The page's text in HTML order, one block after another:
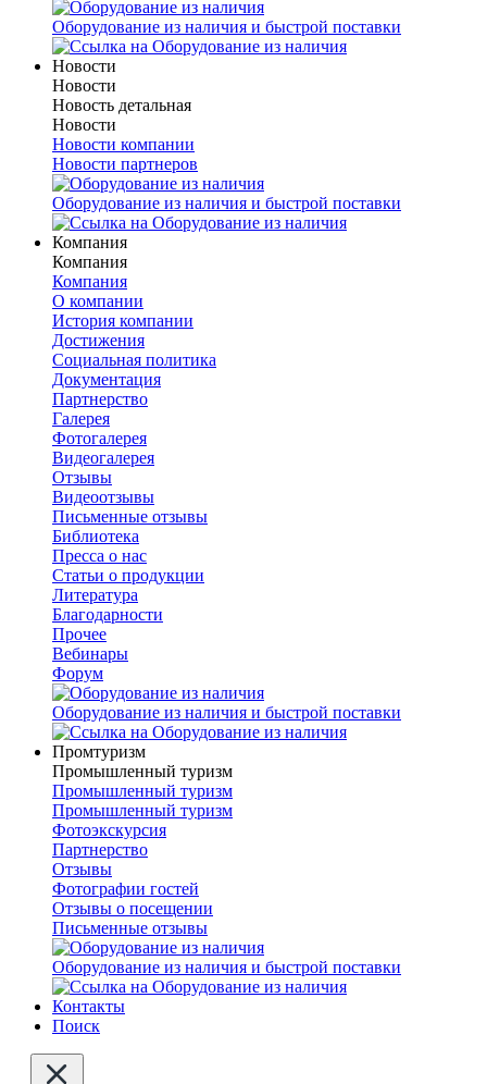
Оборудование из наличия и быстрой поставки
Новости
Новости
Новость детальная
Новости
Новости компании
Новости партнеров
Оборудование из наличия и быстрой поставки
Компания
Компания
Компания
О компании
История компании
Достижения
Социальная политика
Документация
Партнерство
Галерея
Фотогалерея
Видеогалерея
Отзывы
Видеоотзывы
Письменные отзывы
Библиотека
Пресса о нас
Статьи о продукции
Литература
Благодарности
Прочее
Вебинары
Форум
Оборудование из наличия и быстрой поставки
Промтуризм
Промышленный туризм
Промышленный туризм
Промышленный туризм
Фотоэкскурсия
Партнерство
Отзывы
Фотографии гостей
Отзывы о посещении
Письменные отзывы
Оборудование из наличия и быстрой поставки
Контакты
Поиск